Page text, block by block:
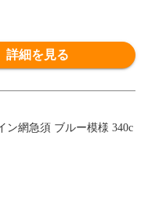
詳細を見る
ン網急須 ブルー模様 340c